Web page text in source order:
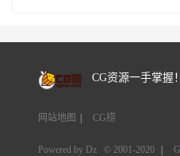
CG资源一手掌握！
网站地图 CG捞
Powered by Dz © 2001-2020